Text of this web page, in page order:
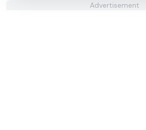
Advertisement